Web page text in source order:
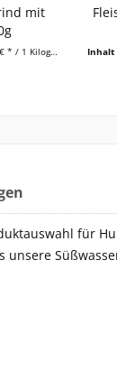
mit
/ 1 Kilogramm) Inhalt
für
unsere